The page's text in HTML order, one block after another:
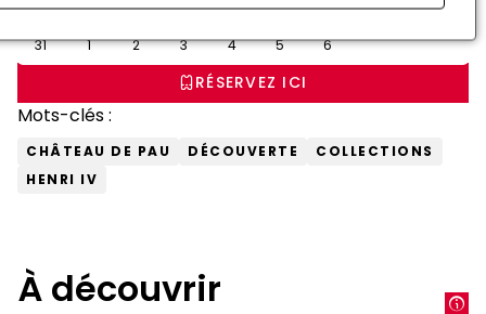
31 1 2 3 4 5 6
RÉSERVEZ ICI
Mots-clés :
CHÂTEAU DE PAU DÉCOUVERTE
COLLECTIONS
HENRI IV
À découvrir